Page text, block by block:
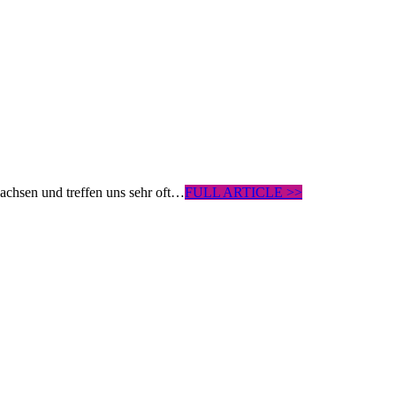
und treffen uns sehr oft…FULL ARTICLE >>